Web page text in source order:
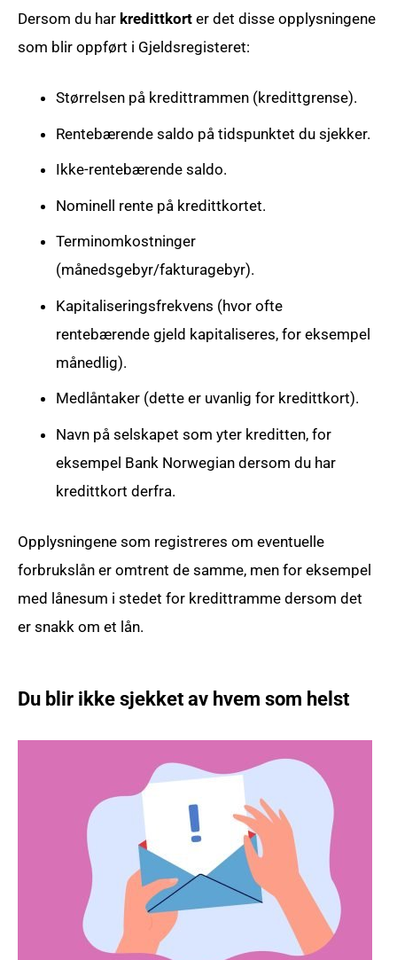
Dersom du har kredittkort er det disse opplysningene
som blir oppført i Gjeldsregisteret:
Størrelsen på kredittrammen (kredittgrense).
Rentebærende saldo på tidspunktet du sjekker.
Ikke-rentebærende saldo.
Nominell rente på kredittkortet.
Terminomkostninger
(månedsgebyr/fakturagebyr).
Kapitaliseringsfrekvens (hvor ofte
rentebærende gjeld kapitaliseres, for eksempel
månedlig).
Medlåntaker (dette er uvanlig for kredittkort).
Navn på selskapet som yter kreditten, for
eksempel Bank Norwegian dersom du har
kredittkort derfra.
Opplysningene som registreres om eventuelle
forbrukslån er omtrent de samme, men for eksempel
med lånesum i stedet for kredittramme dersom det
er snakk om et lån.
Du blir ikke sjekket av hvem som helst